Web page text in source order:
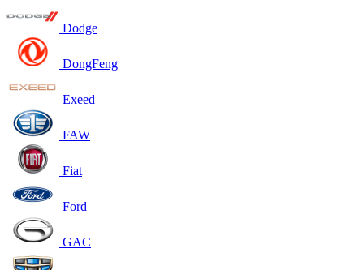
Dodge
DongFeng
Exeed
FAW
Fiat
Ford
GAC